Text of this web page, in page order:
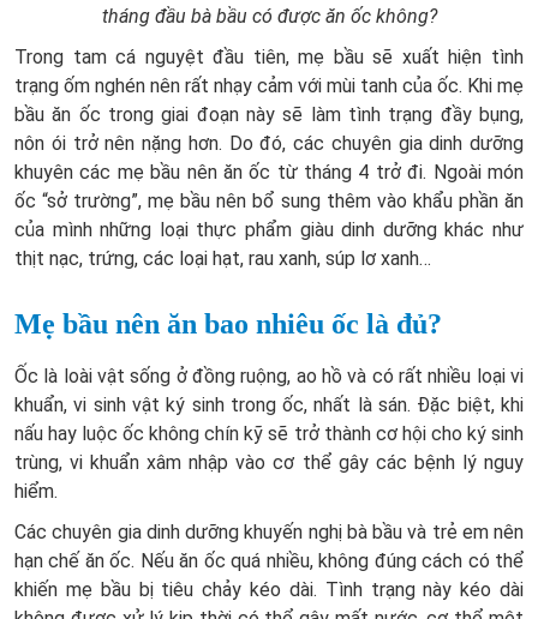
tháng đầu bà bầu có được ăn ốc không?
Trong tam cá nguyệt đầu tiên, mẹ bầu sẽ xuất hiện tình
trạng ốm nghén nên rất nhạy cảm với mùi tanh của ốc. Khi mẹ
bầu ăn ốc trong giai đoạn này sẽ làm tình trạng đầy bụng,
nôn ói trở nên nặng hơn. Do đó, các chuyên gia dinh dưỡng
khuyên các mẹ bầu nên ăn ốc từ tháng 4 trở đi. Ngoài món
ốc “sở trường”, mẹ bầu nên bổ sung thêm vào khẩu phần ăn
của mình những loại thực phẩm giàu dinh dưỡng khác như
thịt nạc, trứng, các loại hạt, rau xanh, súp lơ xanh…
Mẹ bầu nên ăn bao nhiêu ốc là đủ?
Ốc là loài vật sống ở đồng ruộng, ao hồ và có rất nhiều loại vi
khuẩn, vi sinh vật ký sinh trong ốc, nhất là sán. Đặc biệt, khi
nấu hay luộc ốc không chín kỹ sẽ trở thành cơ hội cho ký sinh
trùng, vi khuẩn xâm nhập vào cơ thể gây các bệnh lý nguy
hiểm.
Các chuyên gia dinh dưỡng khuyến nghị bà bầu và trẻ em nên
hạn chế ăn ốc. Nếu ăn ốc quá nhiều, không đúng cách có thể
khiến mẹ bầu bị tiêu chảy kéo dài. Tình trạng này kéo dài